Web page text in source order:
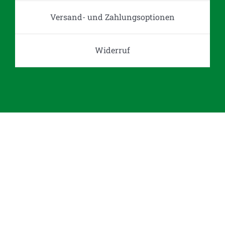
Versand- und Zahlungsoptionen
Widerruf